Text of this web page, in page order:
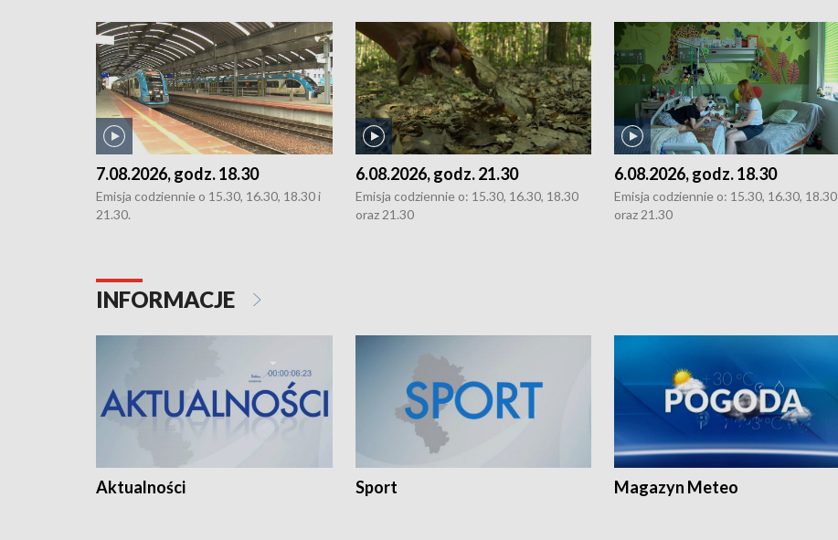
7.08.2026, godz. 18.30
Emisja codziennie o 15.30, 16.30, 18.30 i
21.30.
6.08.2026, godz. 21.30
Emisja codziennie o: 15.30, 16.30, 18.30
oraz 21.30
6.08.2026, godz. 18.30
Emisja codziennie o: 15.30, 16.30, 18.30
oraz 21.30
INFORMACJE
Aktualności Sport Magazyn Meteo